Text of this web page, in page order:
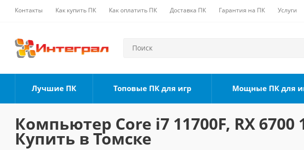
Контакты Как купить ПК Как оплатить ПК Доставка ПК Гарантия на ПК Услуги
Лучшие ПК Топовые ПК для игр Мощные ПК для
Компьютер Core i7 11700F, RX 6700
Купить в Томске